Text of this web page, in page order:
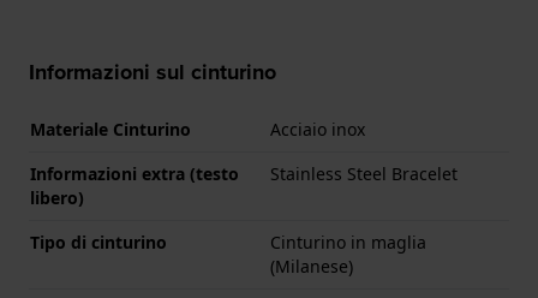
Informazioni sul cinturino
Materiale Cinturino
Acciaio inox
Informazioni extra (testo
libero)
Stainless Steel Bracelet
Tipo di cinturino
Cinturino in maglia
(Milanese)